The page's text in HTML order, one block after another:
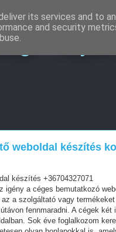
- Teljes
weboldal készítés
készítés +36704327071
igény a céges bemutatkozó
a szolgáltató vagy
fennmaradni. A cégek két
Sok éve foglalkozom
its services and to
and security